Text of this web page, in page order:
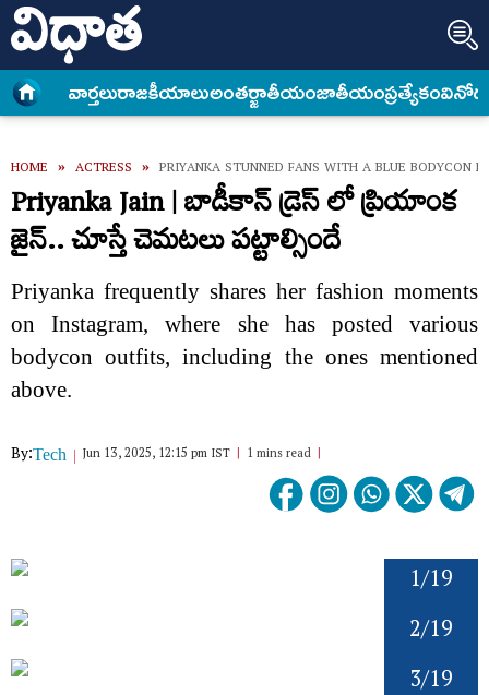
వార్త‌లురాజకీయాలుఅంత‌ర్జాతీయంజాతీయంప్రత్యేకం
HOME » ACTRESS » PRIYANKA STUNNED FANS WITH A BLUE BODYCON
Priyanka Jain | బాడీకాన్ డ్రెస్ లో ప్రియాంక
జైన్.. చూస్తే చెమటలు పట్టాల్సిందే
Priyanka frequently shares her fashion moments
on Instagram, where she has posted various
bodycon outfits, including the ones mentioned
above.
By:Tech Jun 13, 2025, 12:15 pm IST 1 mins read
1/19
2/19
3/19